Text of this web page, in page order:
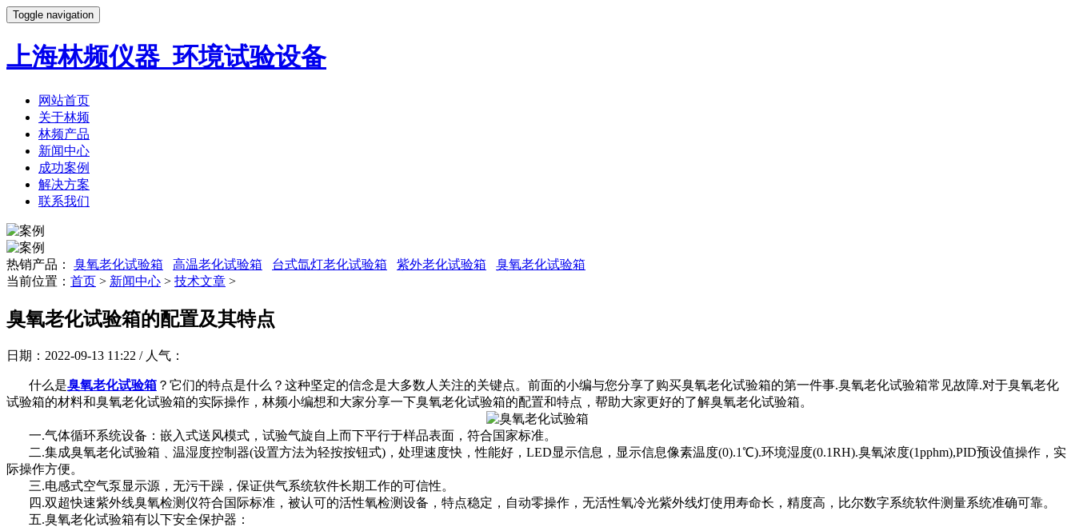
Toggle navigation
上海林频仪器_环境试验设备
网站首页
关于林频
林频产品
新闻中心
成功案例
解决方案
联系我们
热销产品： 臭氧老化试验箱 高温老化试验箱 台式氙灯老化试验箱 紫外老化试验箱
臭氧老化试验箱
当前位置： 首页 > 新闻中心 > 技术文章 >
臭氧老化试验箱的配置及其特点
日期：2022-09-13 11:22 / 人气：
什么是臭氧老化试验箱 ？它们的特点是什么？这种坚定的信念是大多数人关注的关键点。前面的小编与您分享了购买臭氧老化试验箱的第一件事.臭氧老化试验箱常见故障.对于臭氧老化
试验箱的材料和臭氧老化试验箱的实际操作，林频小编想和大家分享一下臭氧老化试验箱的配置和特点，帮助大家更好的了解臭氧老化试验箱。
一.气体循环系统设备：嵌入式送风模式，试验气旋自上而下平行于样品表面，符合国家标准。
二.集成臭氧老化试验箱﹑温湿度控制器(设置方法为轻按按钮式)，处理速度快，性能好，LED显示信息，显示信息像素温度(0).1℃).环境湿度(0.1RH).臭氧浓度(1pphm),PID预设值操作，实
际操作方便。
三.电感式空气泵显示源，无污干躁，保证供气系统软件长期工作的可信性。
四.双超快速紫外线臭氧检测仪符合国际标准，被认可的活性氧检测设备，特点稳定，自动零操作，无活性氧冷光紫外线灯使用寿命长，精度高，比尔数字系统软件测量系统准确可靠。
五.臭氧老化试验箱有以下安全保护器：